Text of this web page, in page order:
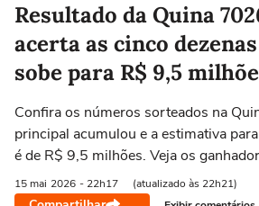
Resultado da Quina
acerta as cinco
sobe para R$ 9,5
Confira os números sorteados na
principal acumulou e a estimativa
é de R$ 9,5 milhões. Veja os
15 mai 2026 - 22h17 (atualizado às 22h21)